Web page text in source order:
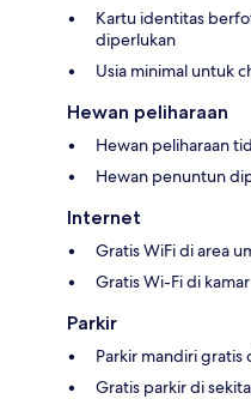
Kartu identitas
diperlukan
Usia minimal untuk
Hewan peliharaan
Hewan peliharaan
Hewan penuntun
Internet
Gratis WiFi di area
Gratis Wi-Fi di kamar
Parkir
Parkir mandiri
Gratis parkir di